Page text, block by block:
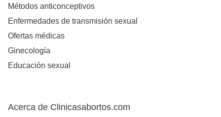
Métodos anticonceptivos
Enfermedades de transmisión sexual
Ofertas médicas
Ginecología
Educación sexual
Acerca de Clinicasabortos.com